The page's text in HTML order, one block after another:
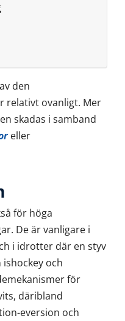
den
relativt ovanligt. Mer
skadas i samband
eller
för höga
De är vanligare i
i idrotter där en styv
och
för
däribland
eversion och